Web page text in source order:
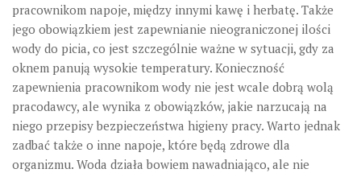
pracownikom napoje, między innymi kawę i herbatę. Także
jego obowiązkiem jest zapewnianie nieograniczonej ilości
wody do picia, co jest szczególnie ważne w sytuacji, gdy za
oknem panują wysokie temperatury. Konieczność
zapewnienia pracownikom wody nie jest wcale dobrą wolą
pracodawcy, ale wynika z obowiązków, jakie narzucają na
niego przepisy bezpieczeństwa higieny pracy. Warto jednak
zadbać także o inne napoje, które będą zdrowe dla
organizmu. Woda działa bowiem nawadniająco, ale nie